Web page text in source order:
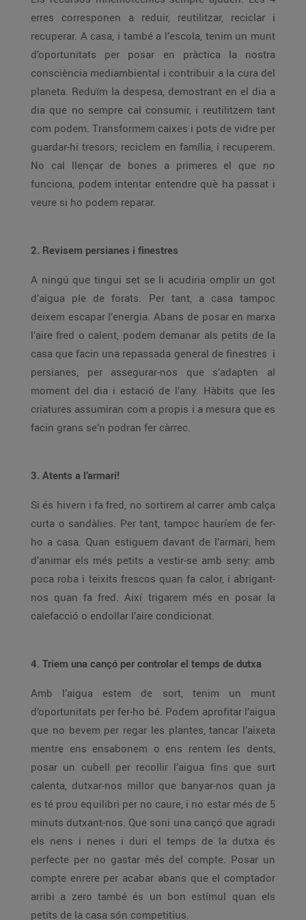
erres corresponen a reduir, reutilitzar, reciclar i
recuperar. A casa, i també a l’escola, tenim un munt
d’oportunitats per posar en pràctica la nostra
consciència mediambiental i contribuir a la cura del
planeta. Reduïm la despesa, demostrant en el dia a
dia que no sempre cal consumir, i reutilitzem tant
com podem. Transformem caixes i pots de vidre per
guardar-hi tresors; reciclem en família, i recuperem.
No cal llençar de bones a primeres el que no
funciona, podem intentar entendre què ha passat i
veure si ho podem reparar.
2. Revisem persianes i finestres
A ningú que tingui set se li acudiria omplir un got
d’aigua ple de forats. Per tant, a casa tampoc
deixem escapar l’energia. Abans de posar en marxa
l’aire fred o calent, podem demanar als petits de la
casa que facin una repassada general de finestres i
persianes, per assegurar-nos que s’adapten al
moment del dia i estació de l’any. Hàbits que les
criatures assumiran com a propis i a mesura que es
facin grans se’n podran fer càrrec.
3. Atents a l’armari!
Si és hivern i fa fred, no sortirem al carrer amb calça
curta o sandàlies. Per tant, tampoc hauríem de fer-
ho a casa. Quan estiguem davant de l’armari, hem
d’animar els més petits a vestir-se amb seny: amb
poca roba i teixits frescos quan fa calor, i abrigant-
nos quan fa fred. Així trigarem més en posar la
calefacció o endollar l’aire condicionat.
4. Triem una cançó per controlar el temps de dutxa
Amb l’aigua estem de sort, tenim un munt
d’oportunitats per fer-ho bé. Podem aprofitar l’aigua
que no bevem per regar les plantes, tancar l’aixeta
mentre ens ensabonem o ens rentem les dents,
posar un cubell per recollir l’aigua fins que surt
calenta, dutxar-nos millor que banyar-nos quan ja
es té prou equilibri per no caure, i no estar més de 5
minuts dutxant-nos. Que soni una cançó que agradi
els nens i nenes i duri el temps de la dutxa és
perfecte per no gastar més del compte. Posar un
compte enrere per acabar abans que el comptador
arribi a zero també és un bon estímul quan els
petits de la casa són competitius.